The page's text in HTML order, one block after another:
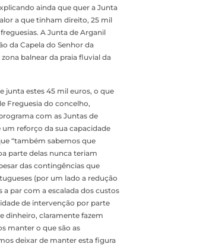
ainda que quer a Junta
a que tinham direito, 25 mil
A Junta de Arganil
da Capela do Senhor da
balnear da praia fluvial da
junta estes 45 mil euros, o que
Freguesia do concelho,
com as Juntas de
um reforço da sua capacidade
“também sabemos que
parte delas nunca teriam
das contingências que
(por um lado a redução
par com a escalada dos custos
de intervenção por parte
dinheiro, claramente fazem
manter o que são as
deixar de manter esta figura